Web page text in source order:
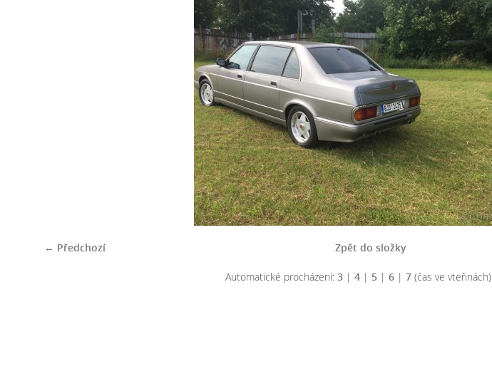
← Předchozí Zpět do složky
Automatické procházení: 3| 4| 5| 6| 7(čas ve vteřinách)